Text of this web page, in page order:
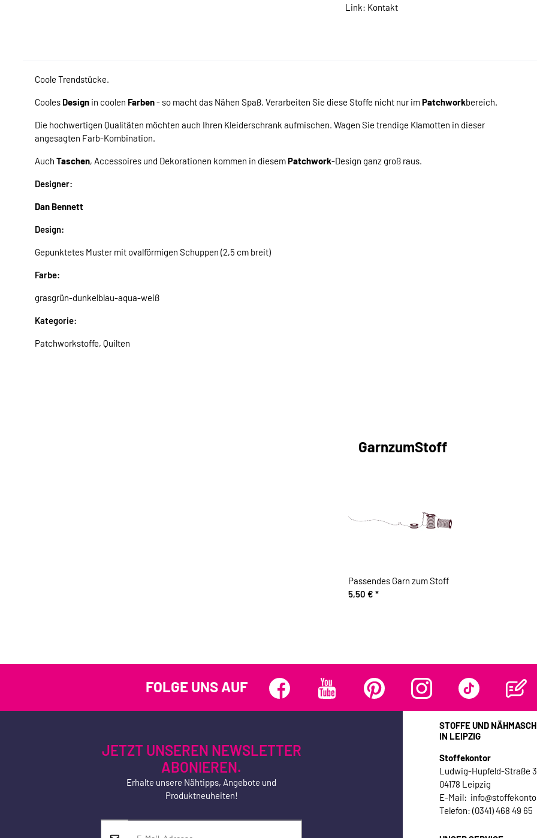
Link: Kontakt
Coole Trendstücke.
Cooles Design in coolen Farben- so macht das Nähen Spaß. Verarbeiten Sie diese Stoffe nicht nur imPatchworkbereich.
Die hochwertigen Qualitäten möchten auch Ihren Kleiderschrank aufmischen. Wagen Sie trendige Klamotten in dieser
angesagten Farb-Kombination.
Auch Taschen, Accessoires und Dekorationen kommen in diesemPatchwork-Design ganz groß raus.
Designer:
Dan Bennett
Design:
Gepunktetes Muster mit ovalförmigen Schuppen (2,5 cm breit)
Farbe:
grasgrün-dunkelblau-aqua-weiß
Kategorie:
Patchworkstoffe, Quilten
GarnzumStoff
Passendes Garn zum Stoff
5,50 € *
FOLGE UNS AUF
JETZT UNSEREN NEWSLETTER
ABONIEREN.
Erhalte unsere Nähtipps, Angebote und
Produktneuheiten!
STOFFE UND
IN LEIPZIG
Stoffekontor
Ludwig-Hupfeld-Straße
04178 Leipzig
E-Mail:
Telefon: (0341) 468 49 65